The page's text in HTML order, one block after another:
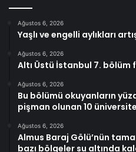
Ağustos 6, 2026
Yaşlı ve engelli aylıkları
Ağustos 6, 2026
Altı Üstü İstanbul 7. bölüm
Ağustos 6, 2026
Bu bölümü okuyanların
pişman olunan 10
Ağustos 6, 2026
Almus Baraj Gölü’nün
bazı bölgeler su altında